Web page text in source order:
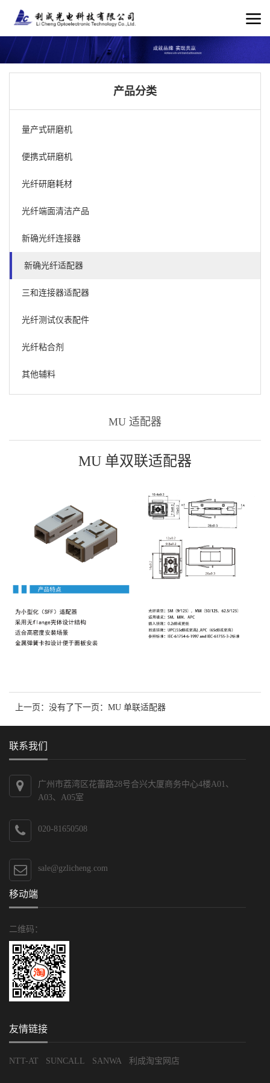
产品分类
量产式研磨机
便携式研磨机
光纤研磨耗材
光纤端面清洁产品
新确光纤连接器
新确光纤适配器
三和连接器适配器
光纤测试仪表配件
光纤粘合剂
其他辅料
MU 适配器
MU 单双联适配器
上一页：没有了下一页： MU 单联适配器
联系我们
广州市荔湾区花蕾路28号合兴大厦商务中心4楼A01、
A03、A05室
020-81650508
sale@gzlicheng.com
移动端
二维码：
友情链接
NTT-AT SUNCALL SANWA 利成淘宝网店